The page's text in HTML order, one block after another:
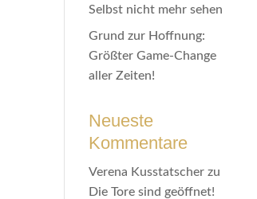
Selbst nicht mehr sehen
Grund zur Hoffnung:
Größter Game-Change
aller Zeiten!
Neueste
Kommentare
Verena Kusstatscherzu
Die Tore sind geöffnet!